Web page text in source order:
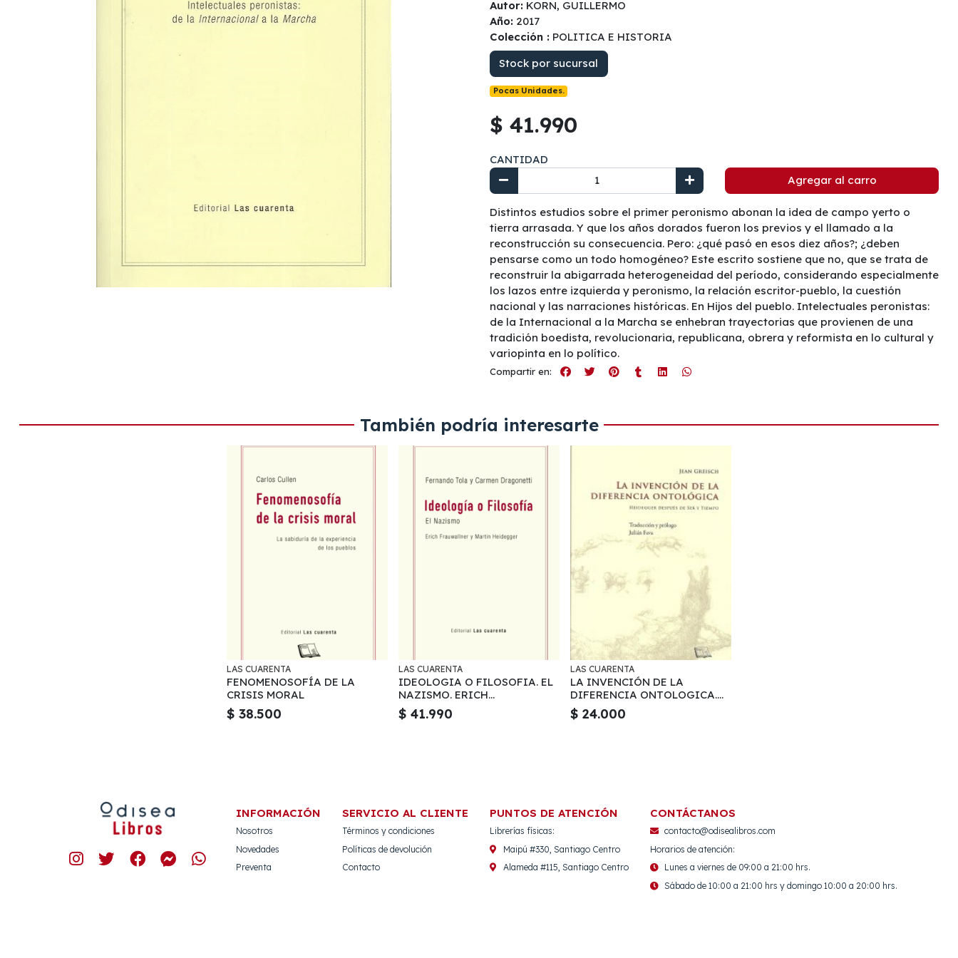
Autor: KORN, GUILLERMO
Año: 2017
Colección : POLITICA E HISTORIA
Stock por sucursal
Pocas Unidades.
$ 41.990
CANTIDAD
Agregar al carro
Distintos estudios sobre el primer peronismo abonan la idea de campo yerto o
tierra arrasada. Y que los años dorados fueron los previos y el llamado a la
reconstrucción su consecuencia. Pero: ¿qué pasó en esos diez años?; ¿deben
pensarse como un todo homogéneo? Este escrito sostiene que no, que se trata de
reconstruir la abigarrada heterogeneidad del período, considerando especialmente
los lazos entre izquierda y peronismo, la relación escritor-pueblo, la cuestión
nacional y las narraciones históricas. En Hijos del pueblo. Intelectuales peronistas:
de la Internacional a la Marcha se enhebran trayectorias que provienen de una
tradición boedista, revolucionaria, republicana, obrera y reformista en lo cultural y
variopinta en lo político.
Compartir en:
También podría interesarte
LAS CUARENTA
FENOMENOSOFÍA DE LA
CRISIS MORAL
$ 38.500
LAS CUARENTA
IDEOLOGIA O FILOSOFIA. EL
NAZISMO. ERICH
FRAUWALLNER Y MARTIN
HEIDEGGER
$ 41.990
LAS CUARENTA
LA INVENCIÓN DE LA
DIFERENCIA ONTOLOGICA.
HEIDEGGER, SER Y TIEMPO
$ 24.000
INFORMACIÓN
Nosotros
Novedades
Preventa
SERVICIO AL CLIENTE
Términos y condiciones
Políticas de devolución
Contacto
PUNTOS DE ATENCIÓN
Librerías físicas:
Maipú #330, Santiago Centro
Alameda #115, Santiago Centro
CONTÁCTANOS
contacto@odisealibros.com
Horarios de atención:
Lunes a viernes de 09:00 a 21:00 hrs.
Sábado de 10:00 a 21:00 hrs y domingo 10:00 a 20:00 hrs.